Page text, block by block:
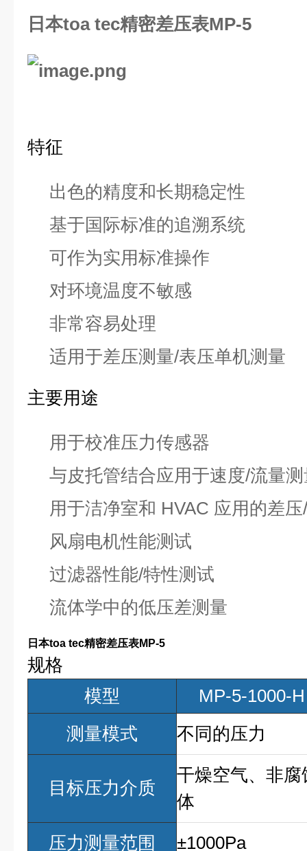
日本toa tec精密差压表MP-5
特征
出色的精度和长期稳定性
基于国际标准的追溯系统
可作为实用标准操作
对环境温度不敏感
非常容易处理
适用于差压测量/表压单机测量
主要用途
用于校准压力传感器
与皮托管结合应用于速度/流量
用于洁净室和 HVAC 应用的差
风扇电机性能测试
过滤器性能/特性测试
流体学中的低压差测量
日本toa tec精密差压表MP-5
规格
模型
MP-5-1000-H
测量模式
不同的压力
目标压力介质
干燥空气、非
体
压力测量范围
±1000Pa